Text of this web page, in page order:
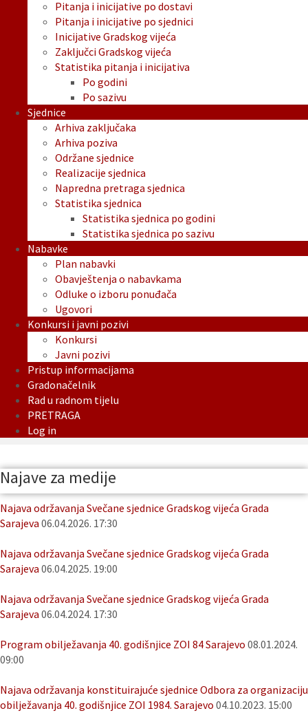
Pitanja i inicijative po dostavi
Pitanja i inicijative po sjednici
Inicijative Gradskog vijeća
Zaključci Gradskog vijeća
Statistika pitanja i inicijativa
Po godini
Po sazivu
Sjednice
Arhiva zaključaka
Arhiva poziva
Održane sjednice
Realizacije sjednica
Napredna pretraga sjednica
Statistika sjednica
Statistika sjednica po godini
Statistika sjednica po sazivu
Nabavke
Plan nabavki
Obavještenja o nabavkama
Odluke o izboru ponuđača
Ugovori
Konkursi i javni pozivi
Konkursi
Javni pozivi
Pristup informacijama
Gradonačelnik
Rad u radnom tijelu
PRETRAGA
Log in
Najave za medije
Najava održavanja Svečane sjednice Gradskog vijeća Grada
Sarajeva 06.04.2026. 17:30
Najava održavanja Svečane sjednice Gradskog vijeća Grada
Sarajeva 06.04.2025. 19:00
Najava održavanja Svečane sjednice Gradskog vijeća Grada
Sarajeva 06.04.2024. 17:30
Program obilježavanja 40. godišnjice ZOI 84 Sarajevo 08.01.2024.
09:00
Najava održavanja konstituirajuće sjednice Odbora za organizaciju
obilježavanja 40. godišnjice ZOI 1984. Sarajevo 04.10.2023. 15:00